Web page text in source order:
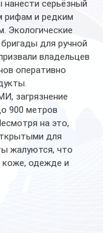
серьёзный
рифам и редким
Экологические
для ручной
владельцев
оперативно
загрязнение
900 метров
на это,
для
жалуются, что
коже, одежде и